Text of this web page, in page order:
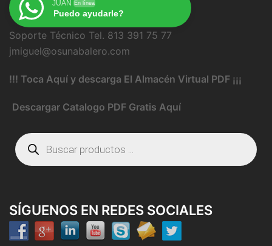
JUAN En línea
Puedo ayudarle?
Soporte Técnico Tel. 813 391 75 77
jmiguel@osunabalero.com
!!! Toca Aquí y descarga El Almacén Virtual PDF ¡¡¡
Descargar Catalogo PDF Gratis Aquí
Búsqueda
de
productos
SÍGUENOS EN REDES SOCIALES